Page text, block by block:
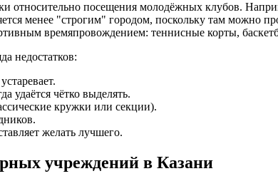
посещения молодёжных клубов.
менее "строгим" городом, поскольку там можно
времяпровождением: теннисные корты,
недостатков:
удаётся чётко выделять.
кружки или секции).
желать лучшего.
учреждений в Казани